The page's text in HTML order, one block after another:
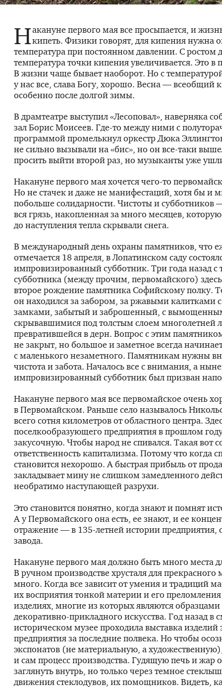
Накануне первого мая все просыпается, и
кипеть. Физики говорят, для кипения нужна
температура при постоянном давлении. С ростом
температура точки кипения увеличивается. Это в
В жизни чаще бывает наоборот. Но с
у нас все, слава Богу, хорошо. Весна — всеобщий
особенно после долгой зимы.
В драмтеатре выступил «Лесоповал», наверняка
зал Борис Моисеев. Где-то между ними с
программой промелькнул оркестр Дюка
не сильно вызывали на «бис», но онвсе-таки
просить выйти второй раз, но музыканты уже
Накануне первого мая хочетсячего-то
Но не стачек и даже не манифестаций, хотя бы и
побольше солидарности. Чистоты и субботников
вся грязь, накопленная за много месяцев, которую
до наступления тепла скрывали снега.
В международный день охраны памятников, что
отмечается 18 апреля, в Лопатинском саду
импровизированный субботник. Три года назад с
субботника (между прочим, первомайского)
второе рождение памятника Софийскому полку.
он находился за забором, за ржавыми калитками
замками, забытый и заброшенный, с
скрывавшимися под толстым слоем многолетней
превратившейся в дерн. Вопрос с этим
не закрыт, но большое и заметное всегда
с маленького незаметного. Памятникам нужны
чистота и забота. Началось все с внимания, а
импровизированный субботник был призван
Накануне первого мая все первомайское очень
в Первомайском. Раньше село называлось
всего сотня километров от областного центра.
поселкообразующего предприятия в прошлом
закусочную. Чтобы народ не спивался. Такая вот
ответственность капитализма. Потому что когда
становится нехорошо. А быстрая прибыль от
закладывает мину не слишком замедленного
необратимо наступающей разрухи.
Это становится понятно, когда знают и помнят
А у Первомайского она есть, ее знают, и ее
отражение — в 135-летнейистории предприятия,
завода.
Накануне первого мая должно быть много места
В ручном производстве хрусталя для прекрасного
много. Когда все зависит от умения и традиций
их восприятия тонкой материи и его
изделиях, многие из которых являются образцами
декоративно-прикладного искусства. Год назад в
историческом музее проходила выставка изделий
предприятия за последние полвека. Но чтобы
экспонатов (не материальную, а
и сам процесс производства. Гудящую печь и жар
заглянуть внутрь, но только через темное
движения стеклодувов, их помощников. Видеть,